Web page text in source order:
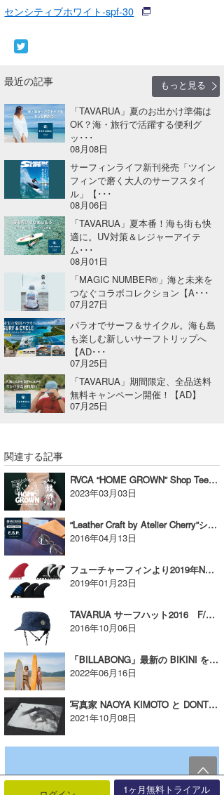
センシティブホワイト-spf-30
最近の記事
もっと見る
「TAVARUA」夏のお出かけ準備は
OK？海・旅行で活躍する便利グ
ッ･･･
08月08日
サーフィンライフ新刊発売「ツイン
フィンで磨く大人のサーフスタイ
ル」【･･･
08月06日
「TAVARUA」夏本番！海も街も快
適に。UV対策＆レジャーアイテ
ム･･･
08月01日
「MAGIC NUMBER®」海と未来を
つなぐコラボコレクション【A･･･
07月27日
パラオでサーフ＆サイクル。海も島
も楽しむ新しいサーフトリップへ
【AD･･･
07月25日
「TAVARUA」期間限定、全品送料
無料キャンペーン開催！【AD】
07月25日
関連する記事
RVCA “HOME GROWN” Shop Tee Program アイテムがリリース！【AD】
2023年03月03日
“Leather Craft by Atelier Cherry”シリーズ。ESP東京のみの限定で発売！
2016年04月13日
フューチャーフィンより2019年NEWモデルが続々リリース！【AD】
2019年01月23日
TAVARUA サーフハット2016 F/W 新商品リリース！【広告】
2016年10月06日
「BILLABONG」最新の BIKINI を着用した TRIP ムービー「SUMMER DIARIES」【AD】
2022年06月16日
写真家 NAOYA KIMOTO と DONT PANIC のコラボTシャツがリリース！【AD】
2021年10月08日
1ヶ月無料トライアル